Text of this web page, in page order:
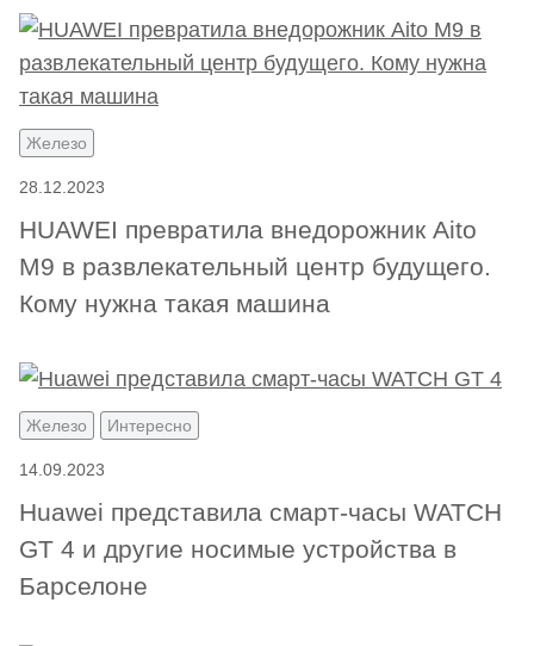
Железо
28.12.2023
HUAWEI превратила внедорожник Aito
M9 в развлекательный центр будущего.
Кому нужна такая машина
Железо Интересно
14.09.2023
Huawei представила смарт-часы WATCH
GT 4 и другие носимые устройства в
Барселоне